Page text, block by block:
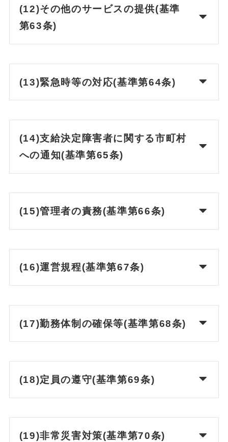
(12)その他のサービスの提供(基準
第63条)
(13)緊急時等の対応(基準第64条)
(14)支給決定障害者に関する市町村
への通知(基準第65条)
(15)管理者の責務(基準第66条)
(16)運営規程(基準第67条)
(17)勤務体制の確保等(基準第68条)
(18)定員の遵守(基準第69条)
(19)非常災害対策(基準第70条)